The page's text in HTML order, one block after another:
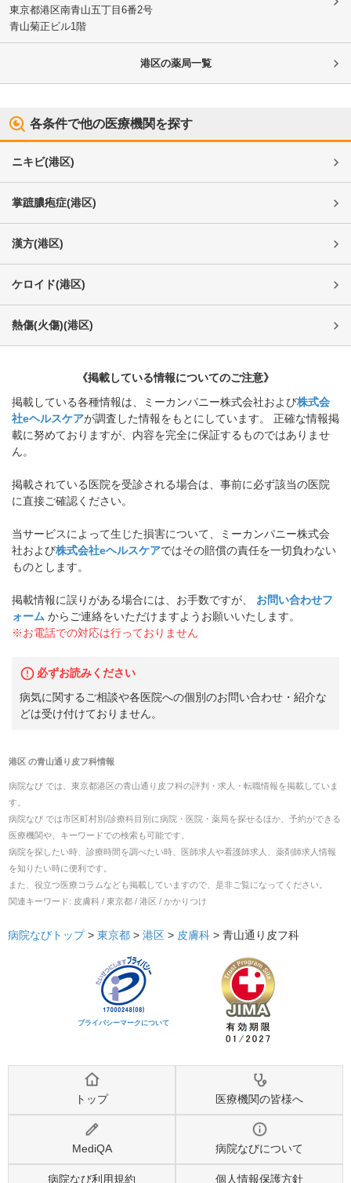
東京都港区南青山五丁目6番2号
青山菊正ビル1階
港区の薬局一覧
各条件で他の医療機関を探す
ニキビ(港区)
掌蹠膿疱症(港区)
漢方(港区)
ケロイド(港区)
熱傷(火傷)(港区)
《掲載している情報についてのご注意》
掲載している各種情報は、ミーカンパニー株式会社および株式会
社eヘルスケアが調査した情報をもとにしています。 正確な情報掲
載に努めておりますが、内容を完全に保証するものではありませ
ん。
掲載されている医院を受診される場合は、事前に必ず該当の医院
に直接ご確認ください。
当サービスによって生じた損害について、ミーカンパニー株式会
社および株式会社eヘルスケアではその賠償の責任を一切負わない
ものとします。
掲載情報に誤りがある場合には、お手数ですが、
お問い合わせフ
ォーム からご連絡をいただけますようお願いいたします。
※お電話での対応は行っておりません
必ずお読みください
病気に関するご相談や各医院への個別のお問い合わせ・紹介な
どは受け付けておりません。
港区の青山通り皮フ科情報
病院なび では、 東京都港区の青山通り皮フ科の評判・求人・転職情報を掲載していま
す。
病院なび では市区町村別/診療科目別に病院・医院・薬局を探せるほか、予約ができる
医療機関や、キーワードでの検索も可能です。
病院を探したい時、診療時間を調べたい時、医師求人や看護師求人、薬剤師求人情報
を知りたい時に便利です。
また、役立つ医療コラムなども掲載していますので、是非ご覧になってください。
関連キーワード: 皮膚科 / 東京都 / 港区 / かかりつけ
病院なびトップ > 東京都 > 港区 > 皮膚科 > 青山通り皮フ科
プライバシーマークについて
トップ 医療機関の皆様へ
MediQA 病院なびについて
病院なび利用規約 個人情報保護方針